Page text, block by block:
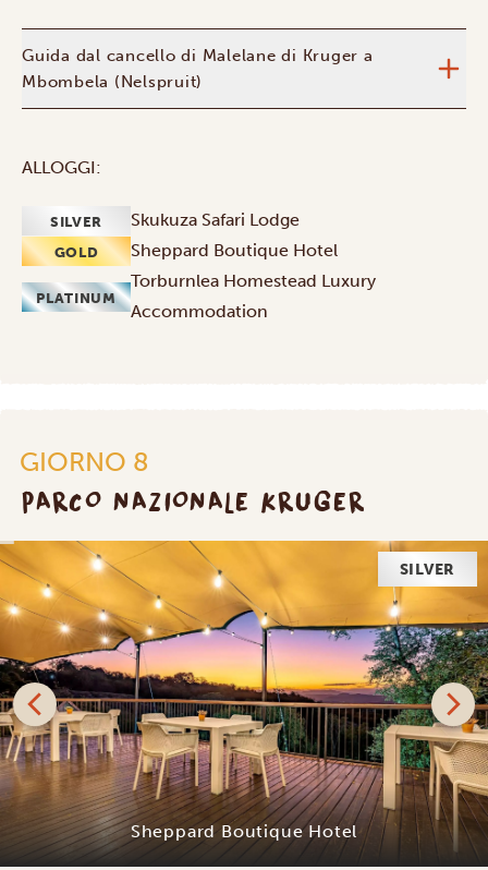
Guida dal cancello di Malelane di Kruger a
Mbombela (Nelspruit)
ALLOGGI:
SILVER Skukuza Safari Lodge
GOLD Sheppard Boutique Hotel
PLATINUM
Torburnlea Homestead Luxury
Accommodation
GIORNO 8
PARCO NAZIONALE KRUGER
SILVER
Sheppard Boutique Hotel